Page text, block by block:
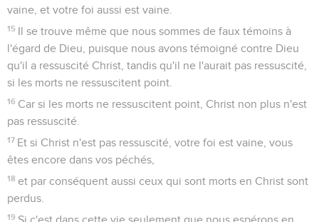
vaine, et votre foi aussi est vaine.
15 Il se trouve même que nous sommes de faux témoins à
l'égard de Dieu, puisque nous avons témoigné contre Dieu
qu'il a ressuscité Christ, tandis qu'il ne l'aurait pas ressuscité,
si les morts ne ressuscitent point.
16 Car si les morts ne ressuscitent point, Christ non plus n'est
pas ressuscité.
17 Et si Christ n'est pas ressuscité, votre foi est vaine, vous
êtes encore dans vos péchés,
18 et par conséquent aussi ceux qui sont morts en Christ sont
perdus.
19 Si c'est dans cette vie seulement que nous espérons en